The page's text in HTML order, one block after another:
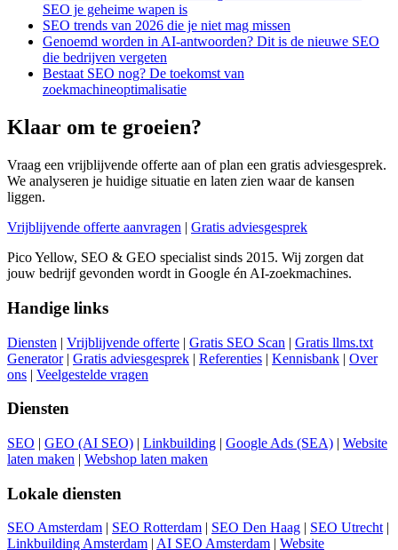
SEO je geheime wapen is
SEO trends van 2026 die je niet mag missen
Genoemd worden in AI-antwoorden? Dit is de nieuwe SEO
die bedrijven vergeten
Bestaat SEO nog? De toekomst van
zoekmachineoptimalisatie
Klaar om te groeien?
Vraag een vrijblijvende offerte aan of plan een gratis adviesgesprek.
We analyseren je huidige situatie en laten zien waar de kansen
liggen.
Vrijblijvende offerte aanvragen | Gratis adviesgesprek
Pico Yellow, SEO & GEO specialist sinds 2015. Wij zorgen dat
jouw bedrijf gevonden wordt in Google én AI-zoekmachines.
Handige links
Diensten | Vrijblijvende offerte | Gratis SEO Scan | Gratis llms.txt
Generator| Gratis adviesgesprek | Referenties | Kennisbank | Over
ons | Veelgestelde vragen
Diensten
SEO | GEO (AI SEO) | Linkbuilding | Google Ads (SEA) | Website
laten maken | Webshop laten maken
Lokale diensten
SEO Amsterdam | SEO Rotterdam | SEO Den Haag | SEO Utrecht|
Linkbuilding Amsterdam | AI SEO Amsterdam | Website